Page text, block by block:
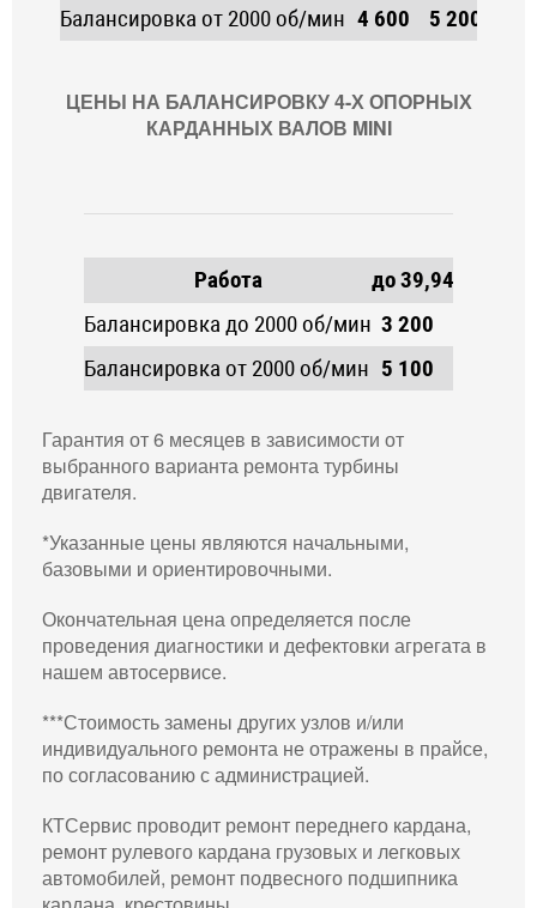
Балансировка от 2000 об/мин 4 600 5 200
ЦЕНЫ НА БАЛАНСИРОВКУ 4-Х ОПОРНЫХ
КАРДАННЫХ ВАЛОВ MINI
Работа
до 39,940-49,9
Балансировка до 2000 об/мин 3 200
Балансировка от 2000 об/мин 5 100
Гарантия от 6 месяцев в зависимости от
выбранного варианта ремонта турбины
двигателя.
*Указанные цены являются начальными,
базовыми и ориентировочными.
Окончательная цена определяется после
проведения диагностики и дефектовки агрегата в
нашем автосервисе.
***Стоимость замены других узлов и/или
индивидуального ремонта не отражены в прайсе,
по согласованию с администрацией.
КТСервис проводит ремонт переднего кардана,
ремонт рулевого кардана грузовых и легковых
автомобилей, ремонт подвесного подшипника